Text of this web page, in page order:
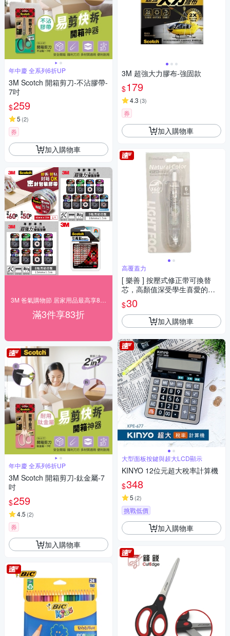
年中慶 全系列6折UP
3M Scotch 開箱剪刀-不沾膠帶-
7吋
$259
5 (2)
券
加入購物車
滿3件享83折
年中慶 全系列6折UP
3M Scotch 開箱剪刀-鈦金屬-7
吋
$259
4.5 (2)
券
加入購物車
3M 超強大力膠布-強固款
$179
4.3 (3)
券
加入購物車
高覆蓋力
[ 樂善 ] 按壓式修正带可換替
芯，高顏值深受學生喜愛的修
正帶、攜帶方便高覆蓋率
$30
加入購物車
大型面板按鍵與超大LCD顯示
KINYO 12位元超大稅率計算機
$348
5 (2)
挑戰低價
加入購物車